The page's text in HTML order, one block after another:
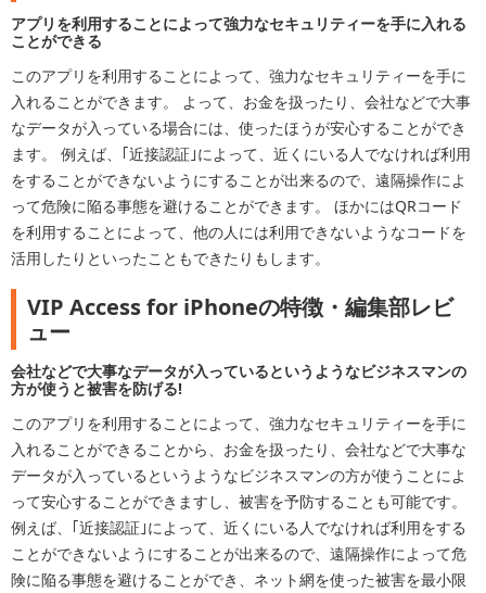
アプリを利用することによって強力なセキュリティーを手に入れる
ことができる
このアプリを利用することによって、強力なセキュリティーを手に
入れることができます。 よって、お金を扱ったり、会社などで大事
なデータが入っている場合には、使ったほうが安心することができ
ます。 例えば、｢近接認証｣によって、近くにいる人でなければ利用
をすることができないようにすることが出来るので、遠隔操作によ
って危険に陥る事態を避けることができます。 ほかにはQRコード
を利用することによって、他の人には利用できないようなコードを
活用したりといったこともできたりもします。
VIP Access for iPhoneの特徴・編集部レビ
ュー
会社などで大事なデータが入っているというようなビジネスマンの
方が使うと被害を防げる!
このアプリを利用することによって、強力なセキュリティーを手に
入れることができることから、お金を扱ったり、会社などで大事な
データが入っているというようなビジネスマンの方が使うことによ
って安心することができますし、被害を予防することも可能です。
例えば、｢近接認証｣によって、近くにいる人でなければ利用をする
ことができないようにすることが出来るので、遠隔操作によって危
険に陥る事態を避けることができ、ネット網を使った被害を最小限